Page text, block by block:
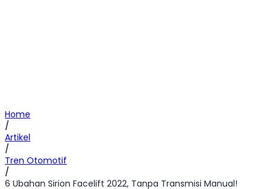
Home
/
Artikel
/
Tren Otomotif
/
6 Ubahan Sirion Facelift 2022, Tanpa Transmisi Manual!